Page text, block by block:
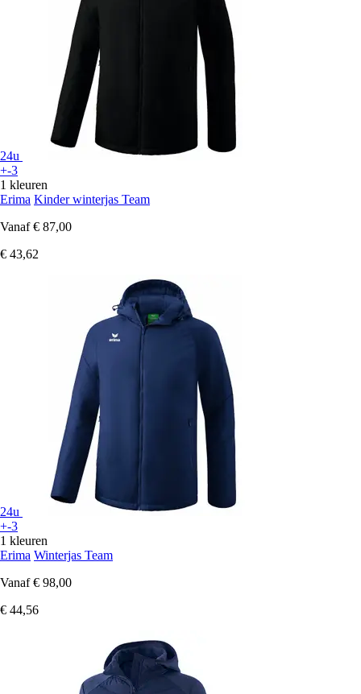
24u
+-3
1 kleuren
Erima Kinder winterjas Team
Vanaf € 87,00
€ 43,62
24u
+-3
1 kleuren
Erima Winterjas Team
Vanaf € 98,00
€ 44,56